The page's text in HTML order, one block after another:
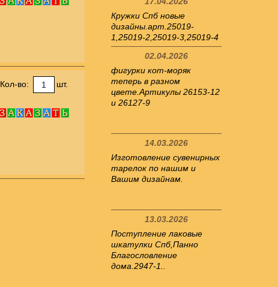
Кружки Спб новые
дизайны.арт.25019-
1,25019-2,25019-3,25019-4
02.04.2026
фигурки кот-моряк
теперь в разном
цвете.Артикулы 26153-12
и 26127-9
14.03.2026
Изготовление сувенирных
тарелок по нашим и
Вашим дизайнам.
13.03.2026
Поступление лаковые
шкатулки Спб,Панно
Благословление
дома.2947-1..
Кол-во: шт.